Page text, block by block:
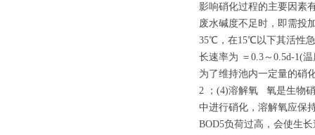
影响硝化过程的主要因素
废水碱度不足时，即需投
35℃，在15℃以下其活性
长速率为 ＝0.3～0.5d-1(
为了维持池内一定量的硝
2 ；(4)溶解氧 氧是生物
中进行硝化，溶解氧应保
BOD5负荷过高，会使生